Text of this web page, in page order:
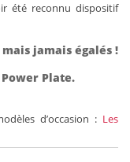
été reconnu dispositif
jamais égalés !
Plate.
d’occasion : Les